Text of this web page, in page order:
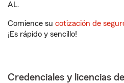
AL.
Comience su cotización de
¡Es rápido y sencillo!
Credenciales y licencias